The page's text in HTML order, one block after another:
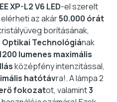
XP-L2 V6 LED-el szerelt
az akár50.000 órát
borításának,
Technológiának
lumenes maximális
középfény intenzitással,
hatótávra!. A lámpa 2
fokozatot, valamint3